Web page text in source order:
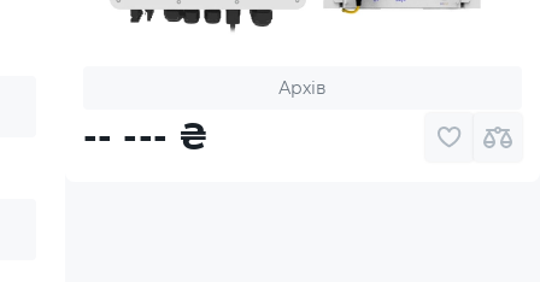
Архів
-- --- ₴